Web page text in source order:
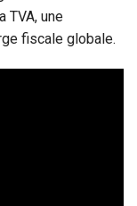
TVA, une
fiscale globale.